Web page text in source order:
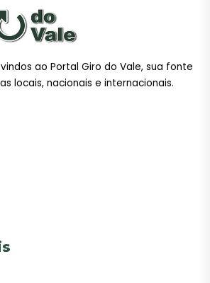
ao Portal Giro do Vale, sua fonte
locais, nacionais e internacionais.